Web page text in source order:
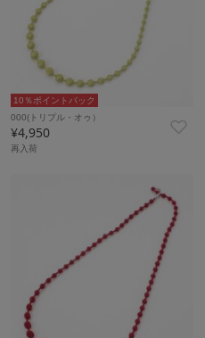
10％ポイントバック
000(トリプル・オゥ）
¥4,950
再入荷